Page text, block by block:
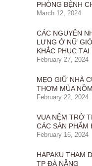
PHÒNG BỆNH
March 12, 2024
CÁC NGUYÊN
LƯNG Ở NỮ
KHẮC PHỤC TẠI
February 27, 2024
MẸO GIỮ NHÀ
THƠM MÙA
February 22, 2024
VUA NỆM TRỞ
CÁC SẢN PHẨM
February 16, 2024
HAPAKU THAM
TP ĐÀ NẴNG